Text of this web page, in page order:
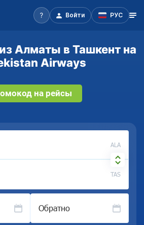
Войти РУС
Алматы в Ташкент на
Airways
на рейсы
ALA
TAS
Обратно